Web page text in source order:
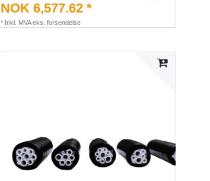
NOK 6,577.62 *
* Inkl. MVAeks. forsendelse